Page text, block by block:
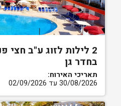
2 לילות לזוג ע"ב חצי
בחדר גן
תאריכי האירוח:
30/08/2026 עד 02/09/2026